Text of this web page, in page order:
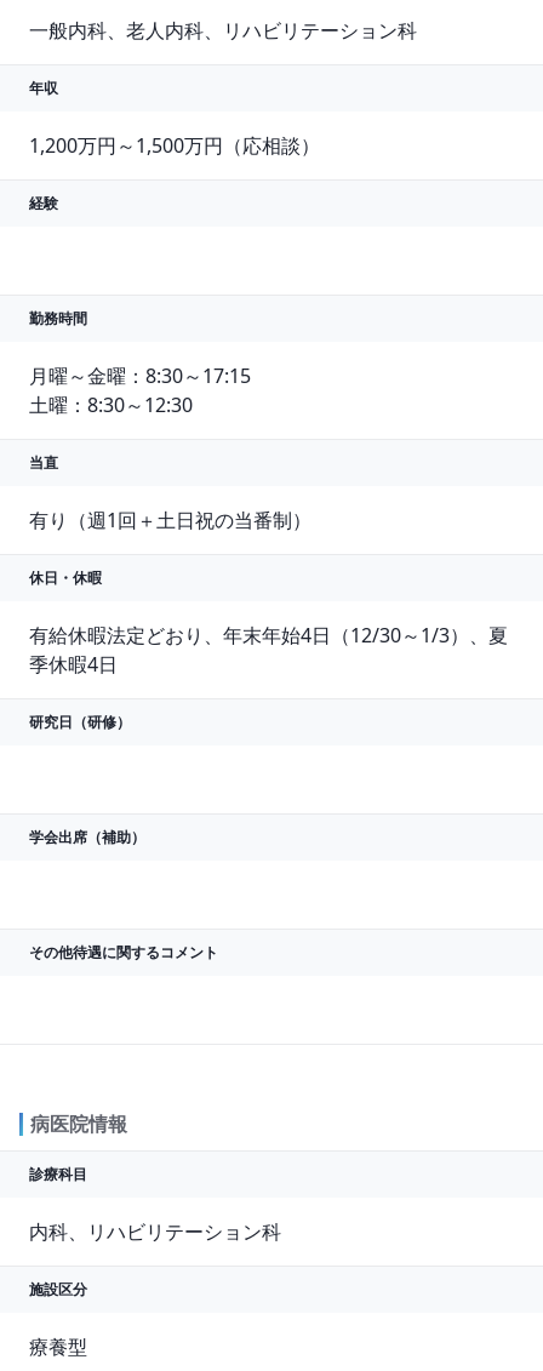
一般内科、老人内科、リハビリテーション科
年収
1,200万円～1,500万円（応相談）
経験
勤務時間
月曜～金曜：8:30～17:15
土曜：8:30～12:30
当直
有り（週1回＋土日祝の当番制）
休日・休暇
有給休暇法定どおり、年末年始4日（12/30～1/3）、夏
季休暇4日
研究日（研修）
学会出席（補助）
その他待遇に関するコメント
病医院情報
診療科目
内科、リハビリテーション科
施設区分
療養型